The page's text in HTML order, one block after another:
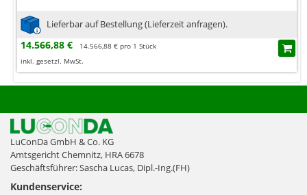
Lieferbar auf Bestellung (Lieferzeit anfragen).
14.566,88 €
14.566,88 € pro 1 Stück
inkl. gesetzl. MwSt.
LuConDa GmbH & Co. KG
Amtsgericht Chemnitz, HRA 6678
Geschäftsführer: Sascha Lucas, Dipl.-Ing.(FH)
Kundenservice: